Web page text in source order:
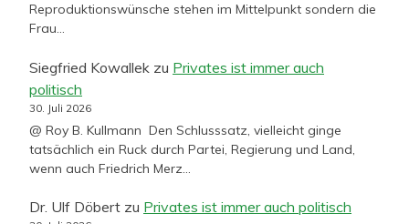
Reproduktionswünsche stehen im Mittelpunkt sondern die
Frau…
Siegfried Kowallek zu Privates ist immer auch
politisch
30. Juli 2026
@ Roy B. Kullmann Den Schlusssatz, vielleicht ginge
tatsächlich ein Ruck durch Partei, Regierung und Land,
wenn auch Friedrich Merz…
Dr. Ulf Döbert zu Privates ist immer auch politisch